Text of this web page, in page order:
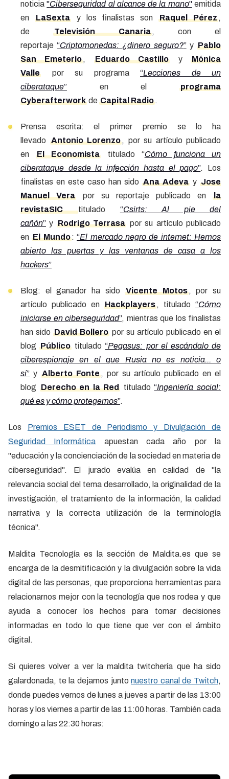
noticia"Ciberseguridad al alcance de la mano"emitida
en
LaSextay los finalistas sonRaquel Pérez ,
de
Televisión Canaria , con el
reportaje“Criptomonedas: ¿dinero seguro?”yPablo
San Emeterio , Eduardo Castillo yMónica
Valle
por su programa “Lecciones de un
ciberataque” en el
programa
Cyberafterwork de Capital Radio .
Prensa escrita: el primer premio se lo ha
llevado
Antonio Lorenzo , por su artículo publicado
enEl Economista titulado “Cómo funciona un
ciberataque desde la infección hasta el pago”. Los
finalistas en este caso han sido Ana Adeva y Jose
Manuel Vera
por su reportaje publicado en
la
revistaSICtitulado “Csirts: Al pie del
cañón” y Rodrigo Terrasa por su artículo publicado
enEl Mundo:“El mercado negro de internet: Hemos
abierto las puertas y las ventanas de casa a los
hackers”
Blog: el ganador ha sidoVicente Motos, por su
artículo publicado enHackplayers , titulado“Cómo
iniciarse en ciberseguridad”, mientras que los finalistas
han sido David Bollero por su artículo publicado en el
blogPúblico titulado“Pegasus: por el escándalo de
ciberespionaje en el que Rusia no es noticia... o
sí” y Alberto Fonte , por su artículo publicado en el
blog Derecho en la Red titulado“Ingeniería social:
qué es y cómo protegernos”.
Los Premios ESET de Periodismo y Divulgación de
Seguridad Informática apuestan cada año por la
"educación y la concienciación de la sociedad en materia de
ciberseguridad". El jurado evalúa en calidad de "la
relevancia social del tema desarrollado, la originalidad de la
investigación, el tratamiento de la información, la calidad
narrativa y la correcta utilización de la terminología
técnica".
Maldita Tecnología es la sección de Maldita.es que se
encarga de la desmitificación y la divulgación sobre la vida
digital de las personas, que proporciona herramientas para
relacionarnos mejor con la tecnología que nos rodea y que
ayuda a conocer los hechos para tomar decisiones
informadas en todo lo que tiene que ver con el ámbito
digital.
Si quieres volver a ver la maldita twitchería que ha sido
galardonada, te la dejamos juntonuestro canal de Twitch,
donde puedes vernos de lunes a jueves a partir de las 13:00
horas y los viernes a partir de las 11:00 horas. También cada
domingo a las 22:30 horas: